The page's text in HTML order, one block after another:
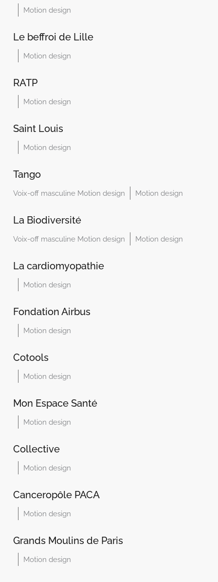
Motion design
Le beffroi de Lille
Motion design
RATP
Motion design
Saint Louis
Motion design
Tango
Voix-off masculine Motion design Motion design
La Biodiversité
Voix-off masculine Motion design Motion design
La cardiomyopathie
Motion design
Fondation Airbus
Motion design
Cotools
Motion design
Mon Espace Santé
Motion design
Collective
Motion design
Canceropôle PACA
Motion design
Grands Moulins de Paris
Motion design